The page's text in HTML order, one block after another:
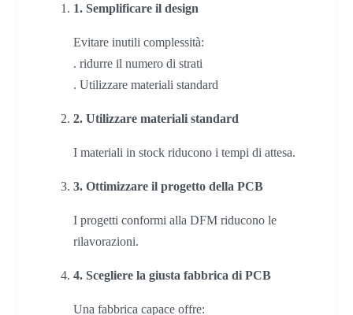
1. Semplificare il design
Evitare inutili complessità:
. ridurre il numero di strati
. Utilizzare materiali standard
2. Utilizzare materiali standard
I materiali in stock riducono i tempi di attesa.
3. Ottimizzare il progetto della PCB
I progetti conformi alla DFM riducono le
rilavorazioni.
4. Scegliere la giusta fabbrica di PCB
Una fabbrica capace offre: